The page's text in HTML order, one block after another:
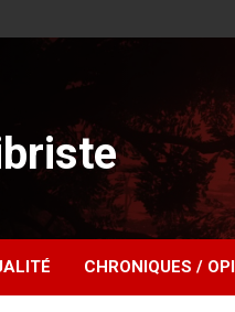
CHRONIQUES /